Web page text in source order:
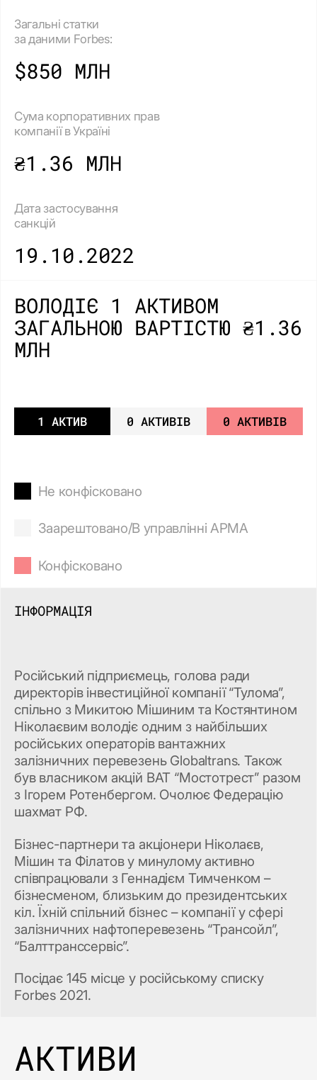
Загальні статки
за даними Forbes:
$850 МЛН
Сума корпоративних прав
компанії в Україні
₴1.36 МЛН
Дата застосування
санкцій
19.10.2022
ВОЛОДІЄ 1 АКТИВОМ
ЗАГАЛЬНОЮ ВАРТІСТЮ ₴1.36
МЛН
1 АКТИВ 0 АКТИВІВ 0 АКТИВІВ
Не конфісковано
Заарештовано/В управлінні АРМА
Конфісковано
ІНФОРМАЦІЯ
Російський підприємець, голова ради
директорів інвестиційної компанії “Тулома”,
спільно з Микитою Мішиним та Костянтином
Ніколаєвим володіє одним з найбільших
російських операторів вантажних
залізничних перевезень Globaltrans. Також
був власником акцій ВАТ “Мостотрест” разом
з Ігорем Ротенбергом. Очолює Федерацію
шахмат РФ.
Бізнес-партнери та акціонери Ніколаєв,
Мішин та Філатов у минулому активно
співпрацювали з Геннадієм Тимченком –
бізнесменом, близьким до президентських
кіл. Їхній спільний бізнес – компанії у сфері
залізничних нафтоперевезень “Трансойл”,
“Балттранссервіс”.
Посідає 145 місце у російському списку
Forbes 2021.
АКТИВИ